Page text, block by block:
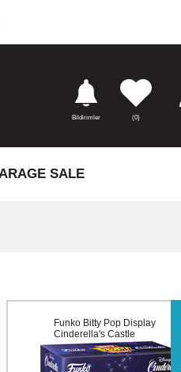
Bildirimler (0)
SALE
Funko Bitty Pop Display
Cinderella's Castle